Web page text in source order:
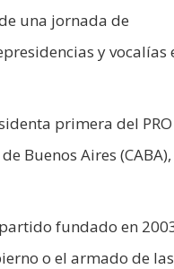
una jornada de
y vocalías
primera del PRO
Buenos Aires (CABA),
fundado en
o el armado de